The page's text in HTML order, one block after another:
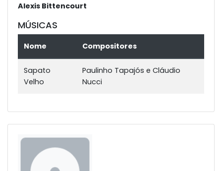
Alexis Bittencourt
MÚSICAS
Nome Compositores
Sapato
Velho
Paulinho Tapajós e Cláudio
Nucci